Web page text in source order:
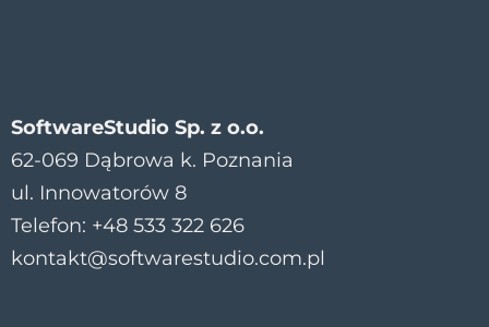
SoftwareStudio Sp. z o.o.
62-069 Dąbrowa k. Poznania
ul. Innowatorów 8
Telefon: +48 533 322 626
kontakt@softwarestudio.com.pl